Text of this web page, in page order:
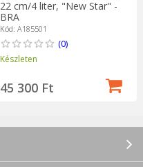
22 cm/4 liter, "New Star" -
BRA
Kód: A185501
(0)
Készleten
45 300 Ft